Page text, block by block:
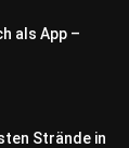
als App –
Strände in